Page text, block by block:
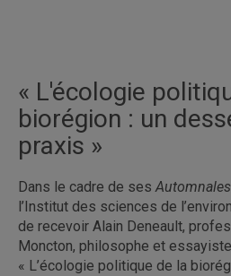
« L'écologie
biorégion : un
praxis »
Dans le cadre de ses
l’Institut des sciences de
de recevoir Alain Deneault,
Moncton, philosophe et
« L’écologie politique de la